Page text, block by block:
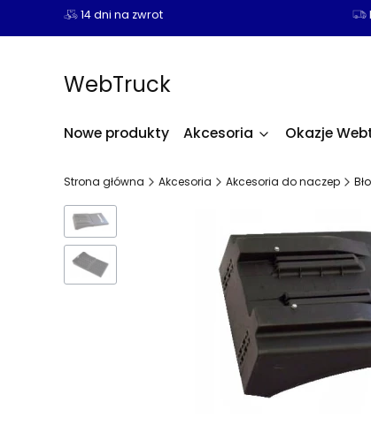
14 dni na zwrot
WebTruck
Nowe produkty Akcesoria Okazje
Strona główna Akcesoria Akcesoria do naczep